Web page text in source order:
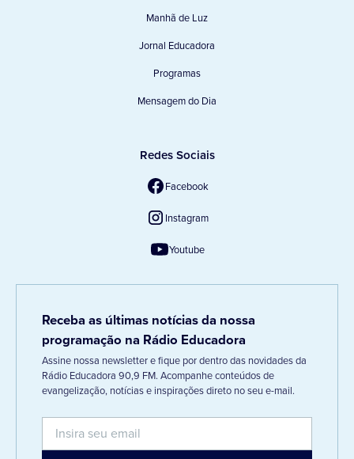
Manhã de Luz
Jornal Educadora
Programas
Mensagem do Dia
Redes Sociais
Facebook
Instagram
Youtube
Receba as últimas notícias da nossa
programação na Rádio Educadora
Assine nossa newsletter e fique por dentro das novidades da
Rádio Educadora 90,9 FM. Acompanhe conteúdos de
evangelização, notícias e inspirações direto no seu e-mail.